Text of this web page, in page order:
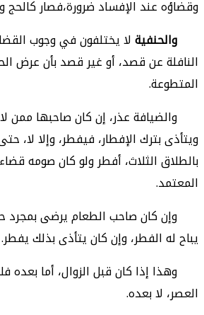
وقضاؤه عند الإفساد ضرورة،فصار كالحج
والحنفيةلا يختلفون في وجوب
النافلة عن قصد، أو غير قصد بأن عرض
المتطوعة.
والضيافة عذر، إن كان صاحبها ممن
ويتأذى بترك الإفطار، فيفطر، وإلا لا،
بالطلاق الثلاث، أفطر ولو كان صومه
المعتمد.
وإن كان صاحب الطعام يرضى بمجرد
يباح له الفطر، وإن كان يتأذى بذلك يفطر.
وهذا إذا كان قبل الزوال، أما بعده
العصر، لا بعده.